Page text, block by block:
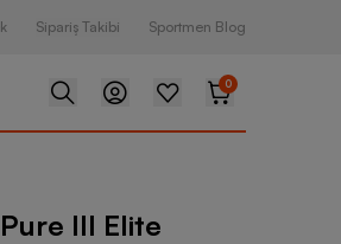
Sipariş Takibi Sportmen Blog
0
III Elite